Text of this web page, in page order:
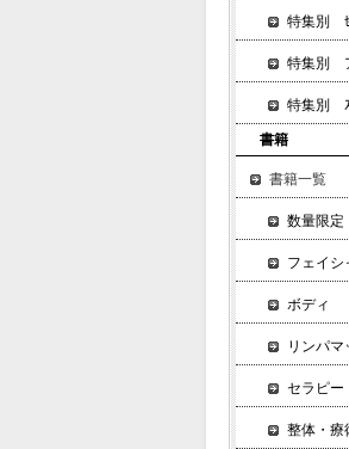
特集別 ｾ
特集別
特集別 ｽ
書籍
書籍一覧
数量限定
フェイシ
ボディ
リンパマ
セラピー
整体・療